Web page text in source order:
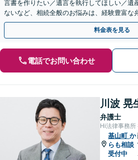
言書を作りたい／遺言を執行してほしい／遺
ないなど、相続全般のお悩みは、経験豊富な
な問題も粘り強く対応し、解決に導きます。
料金表を見る
電話でお問い合わせ
川波 晃
弁護士
Hi法律事務所
基山町 か
らも相談
受付中